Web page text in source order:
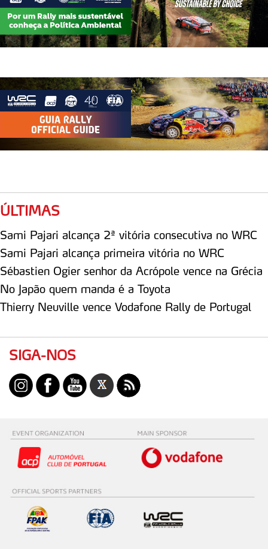
Adicionalmente partilhamos informação, relativa à sua
utilização do nosso site de publicidade e de análise, com
parceiros e organizações na UE e em países terceiros.
O ACP garantirá que as transferências internacionais de
dados pessoais serão realizadas apenas com o seu
consentimento e quando tal se afigure estritamente
necessário no contexto dos serviços a prestar.
Realçamos que o bloqueio de certo tipo de Cookies e
disponibilizados.
ÚLTIMAS
Sami Pajari alcança 2ª vitória consecutiva no WRC
Sami Pajari alcança primeira vitória no WRC
Sébastien Ogier senhor da Acrópole vence na Grécia
No Japão quem manda é a Toyota
Thierry Neuville vence Vodafone Rally de Portugal
SIGA-NOS